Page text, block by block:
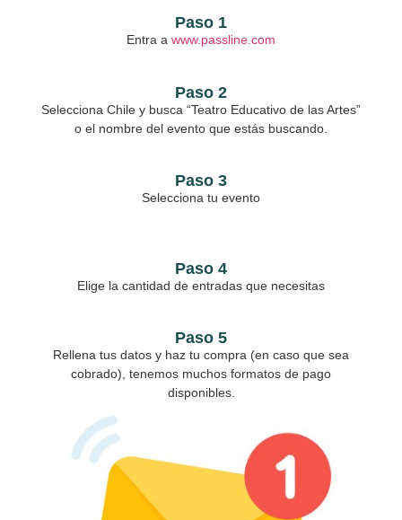
Paso 1
Entra a www.passline.com
Paso 2
Selecciona Chile y busca “Teatro Educativo de las Artes”
o el nombre del evento que estás buscando.
Paso 3
Selecciona tu evento
Paso 4
Elige la cantidad de entradas que necesitas
Paso 5
Rellena tus datos y haz tu compra (en caso que sea
cobrado), tenemos muchos formatos de pago
disponibles.